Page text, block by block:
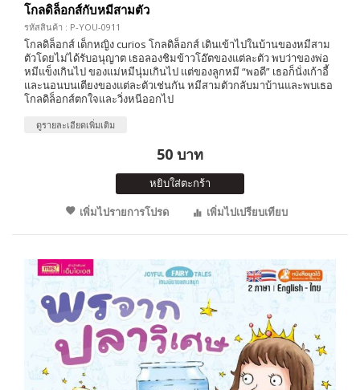
โกลดิล็อกส์กับหมีสามตัว
รหัสสินค้า : P-YOU-0911
โกลดิล็อกส์ เด็กหญิง curios โกลดิล็อกส์ เดินเข้าไปในบ้านของหมีสาม
ตัวโดยไม่ได้รับอนุญาต เธอลองชิมข้าวโอ๊ตของแต่ละตัว พบว่าของพ่อ
หมีแข็งเกินไป ของแม่หมีนุ่มเกินไป แต่ของลูกหมี “พอดี” เธอก็นั่งเก้าอี้
และนอนบนเตียงของแต่ละตัวเช่นกัน หมีสามตัวกลับมาบ้านและพบเธอ
โกลดิล็อกส์ตกใจและวิ่งหนีออกไป
ดูรายละเอียดเพิ่มเติม
50 บาท
หยิบใส่ตะกร้า
เพิ่มไปรายการโปรด
เพิ่มไปเปรียบเทียบ